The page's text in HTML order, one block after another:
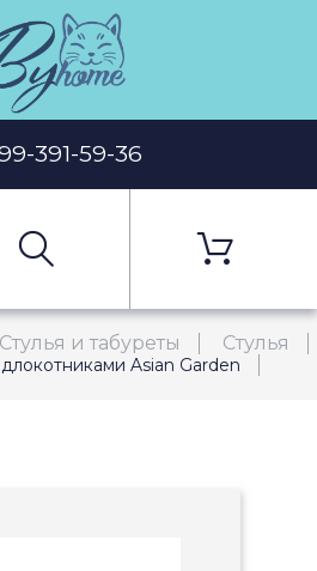
391-59-36
Стулья и табуреты Стулья
Asian Garden